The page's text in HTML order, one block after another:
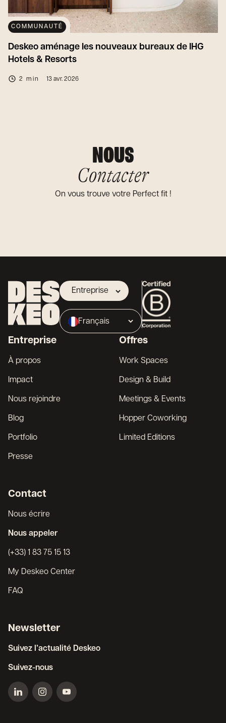
COMMUNAUTÉ
Deskeo aménage les nouveaux bureaux de IHG
Hotels & Resorts
2 min 13 avr. 2026
NOUS
Contacter
On vous trouve votre Perfect fit !
Entreprise
Propriétaire
Broker
Français
Entreprise
À propos
Impact
Nous rejoindre
Blog
Portfolio
Presse
Offres
Work Spaces
Design & Build
Meetings & Events
Hopper Coworking
Limited Editions
Contact
Nous écrire
Nous appeler
(+33) 1 83 75 15 13
My Deskeo Center
FAQ
Newsletter
Suivez l’actualité Deskeo
Suivez-nous